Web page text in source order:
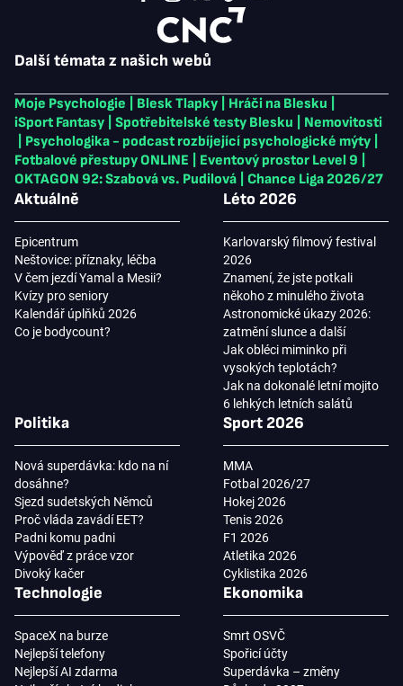
Další témata z našich webů
Moje Psychologie Blesk Tlapky Hráči na Blesku
iSport Fantasy
Spotřebitelské testy Blesku
Nemovitosti
Psychologika - podcast rozbíjející psychologické mýty
Fotbalové přestupy ONLINE
Eventový prostor Level 9
OKTAGON 92: Szabová vs. Pudilová
Chance Liga 2026/27
Aktuálně
Epicentrum
Neštovice: příznaky, léčba
V čem jezdí Yamal a Mesii?
Kvízy pro seniory
Kalendář úplňků 2026
Co je bodycount?
Léto 2026
Karlovarský filmový festival
2026
Znamení, že jste potkali
někoho z minulého života
Astronomické úkazy 2026:
zatmění slunce a další
Jak obléci miminko při
vysokých teplotách?
Jak na dokonalé letní mojito
6 lehkých letních salátů
Politika
Nová superdávka: kdo na ní
dosáhne?
Sjezd sudetských Němců
Proč vláda zavádí EET?
Padni komu padni
Výpověď z práce vzor
Divoký kačer
Sport 2026
MMA
Fotbal 2026/27
Hokej 2026
Tenis 2026
F1 2026
Atletika 2026
Cyklistika 2026
Technologie
SpaceX na burze
Nejlepší telefony
Nejlepší AI zdarma
Ekonomika
Smrt OSVČ
Spořicí účty
Superdávka – změny